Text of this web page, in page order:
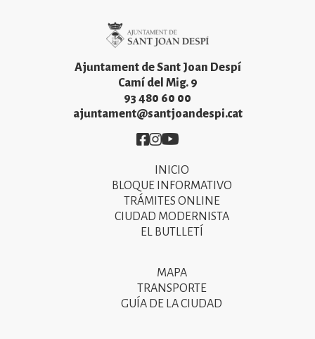
Ajuntament de Sant Joan Despí
Camí del Mig. 9
93 480 60 00
ajuntament@santjoandespi.cat
Imatge
Imatge
Imatge
INICIO
BLOQUE INFORMATIVO
TRÁMITES ONLINE
CIUDAD MODERNISTA
EL BUTLLETÍ
MAPA
TRANSPORTE
GUÍA DE LA CIUDAD